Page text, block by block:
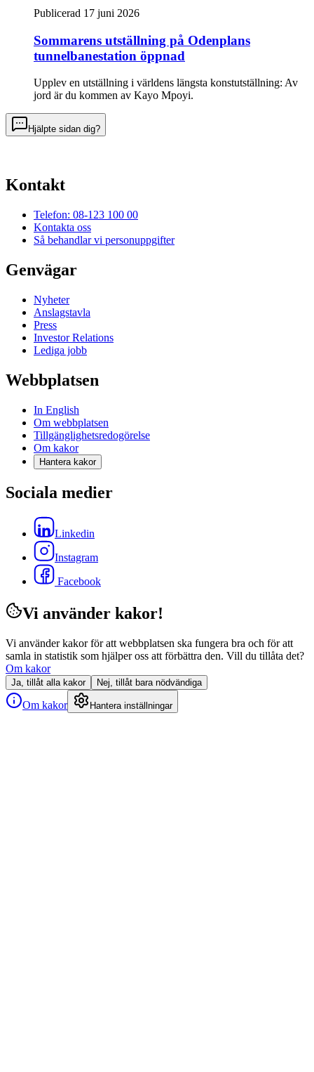
Publicerad 17 juni 2026
Sommarens utställning på Odenplans
tunnelbanestation öppnad
Upplev en utställning i världens längsta konstutställning: Av
jord är du kommen av Kayo Mpoyi.
Hjälpte sidan dig?
Kontakt
Telefon: 08-123 100 00
Kontakta oss
Så behandlar vi personuppgifter
Genvägar
Nyheter
Anslagstavla
Press
Investor Relations
Lediga jobb
Webbplatsen
In English
Om webbplatsen
Tillgänglighetsredogörelse
Om kakor
Hantera kakor
Sociala medier
Linkedin
Instagram
Facebook
Vi använder kakor!
Vi använder kakor för att webbplatsen ska fungera bra och för att
samla in statistik som hjälper oss att förbättra den. Vill du tillåta det?
Om kakor
Ja, tillåt alla kakor Nej, tillåt bara nödvändiga
Om kakor Hantera inställningar